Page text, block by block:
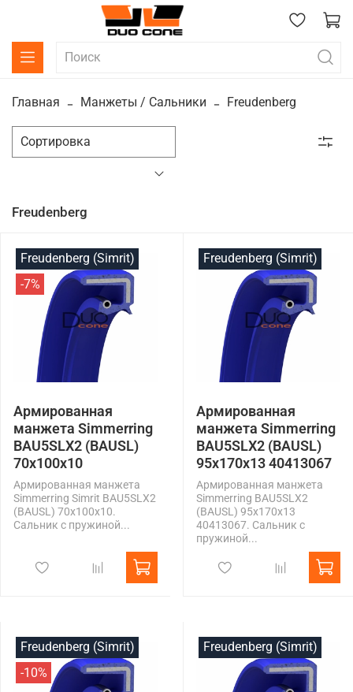
Главная Манжеты / Сальники Freudenberg
Freudenberg
Freudenberg (Simrit)
-7%
Армированная
манжета Simmerring
BAU5SLX2 (BAUSL)
70x100x10
Армированная манжета
Simmerring Simrit BAU5SLX2
(BAUSL) 70x100x10.
Сальник с пружиной...
Freudenberg (Simrit)
Армированная
манжета Simmerring
BAU5SLX2 (BAUSL)
95x170x13 40413067
Армированная манжета
Simmerring BAU5SLX2
(BAUSL) 95x170x13
40413067. Сальник с
пружиной...
Freudenberg (Simrit)
-10%
Freudenberg (Simrit)